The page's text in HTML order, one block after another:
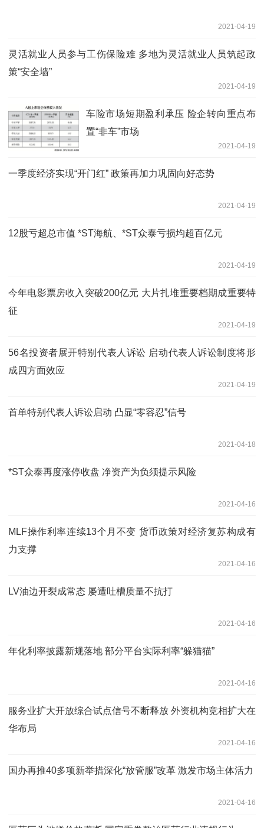
2021-04-19
灵活就业人员参与工伤保险难 多地为灵活就业人员筑起政
策“安全墙”
2021-04-19
车险市场短期盈利承压 险企转向重点布
置“非车”市场
2021-04-19
一季度经济实现“开门红” 政策再加力巩固向好态势
2021-04-19
12股亏超总市值 *ST海航、*ST众泰亏损均超百亿元
2021-04-19
今年电影票房收入突破200亿元 大片扎堆重要档期成重要特
征
2021-04-19
56名投资者展开特别代表人诉讼 启动代表人诉讼制度将形
成四方面效应
2021-04-19
首单特别代表人诉讼启动 凸显“零容忍”信号
2021-04-18
*ST众泰再度涨停收盘 净资产为负须提示风险
2021-04-16
MLF操作利率连续13个月不变 货币政策对经济复苏构成有
力支撑
2021-04-16
LV油边开裂成常态 屡遭吐槽质量不抗打
2021-04-16
年化利率披露新规落地 部分平台实际利率“躲猫猫”
2021-04-16
服务业扩大开放综合试点信号不断释放 外资机构竞相扩大在
华布局
2021-04-16
国办再推40多项新举措深化“放管服”改革 激发市场主体活力
2021-04-16